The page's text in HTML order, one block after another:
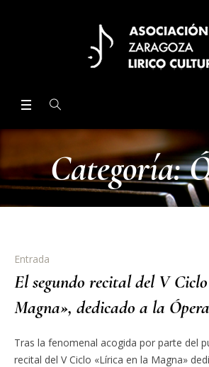
Categoría:
Entrada
El segundo recital del V
Magna», dedicado a la Ópera
Tras la fenomenal acogida por parte del
recital del V Ciclo «Lírica en la Magna»